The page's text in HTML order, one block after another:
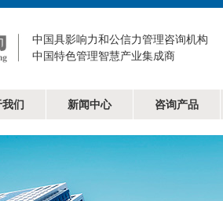
中国具影响力和公信力管理咨询机构
中国特色管理智慧产业集成商
我们 新闻中心 咨询产品